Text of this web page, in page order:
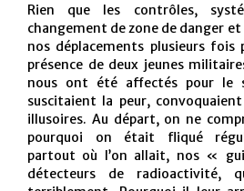
Rien que les contrôles,
changement de zone de danger
nos déplacements plusieurs fois
présence de deux jeunes
nous ont été affectés pour le
suscitaient la peur,
illusoires. Au départ, on ne
pourquoi on était fliqué
partout où l’on allait, nos «
détecteurs de radioactivité,